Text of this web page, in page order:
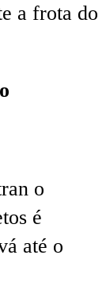
a frota do
o
é
até o